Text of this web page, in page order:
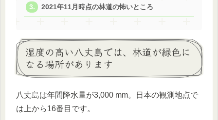
2021年11月時点の林道の怖いところ
湿度の高い八丈島では、林道が緑色に
なる場所があります
八丈島は年間降水量が3,000 mm。日本の観測地点で
は上から16番目です。